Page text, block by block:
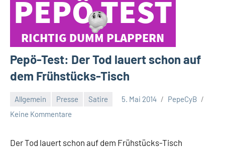
Pepö-Test: Der Tod lauert schon auf
dem Frühstücks-Tisch
Allgemein Presse Satire 5. Mai 2014
PepeCyB
Keine Kommentare
Der Tod lauert schon auf dem Frühstücks-Tisch